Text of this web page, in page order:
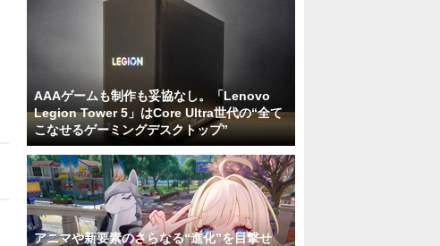
AAAゲームも制作も妥協なし。「Lenovo
Legion Tower 5」はCore Ultra世代の“全て
こなせるゲーミングデスクトップ”
アニマや新要素のさらなる“進化”を目撃せ